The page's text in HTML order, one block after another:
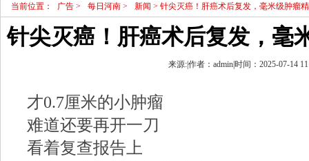
当前位置： 广告 > 每日河南 > 新闻 > 针尖灭癌！肝癌术后复发，毫米级肿瘤
针尖灭癌！肝癌术后复发，毫
来源:|作者：admin|时间：2025-07-14
才0.7厘米的小肿瘤
难道还要再开一刀
看着复查报告上